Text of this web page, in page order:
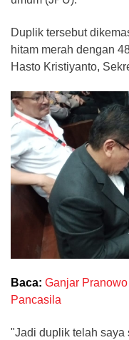
Duplik tersebut
hitam merah dengan
Hasto Kristiyanto,
Baca: Ganjar
Pancasila
"Jadi duplik telah saya